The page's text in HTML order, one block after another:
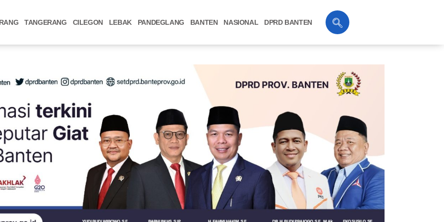
TANGERANG CILEGON LEBAK PANDEGLANG BANTEN NASIONAL DPRD BANTEN